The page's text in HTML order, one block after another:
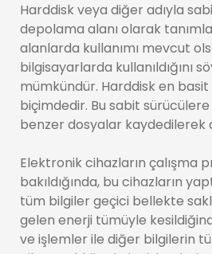
Harddisk veya diğer adıyla
depolama alanı olarak
alanlarda kullanımı mevcut
bilgisayarlarda kullanıldığını
mümkündür. Harddisk en basit
biçimdedir. Bu sabit
benzer dosyalar kaydedilerek
Elektronik cihazların çalışma
bakıldığında, bu cihazların
tüm bilgiler geçici bellekte
gelen enerji tümüyle
ve işlemler ile diğer bilgilerin